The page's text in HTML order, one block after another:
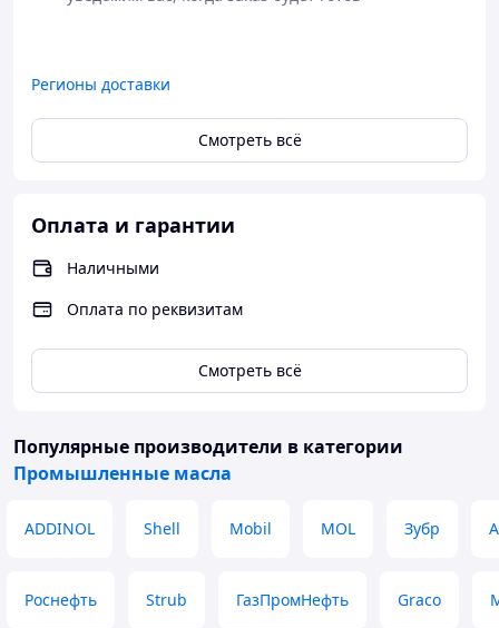
Регионы доставки
Смотреть всё
Оплата и гарантии
Наличными
Оплата по реквизитам
Смотреть всё
Популярные производители в категории
Промышленные масла
ADDINOL Shell Mobil MOL Зубр
Роснефть Strub ГазПромНефть Graco